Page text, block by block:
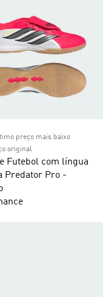
preço mais baixo
original
Futebol com língua
Predator Pro -